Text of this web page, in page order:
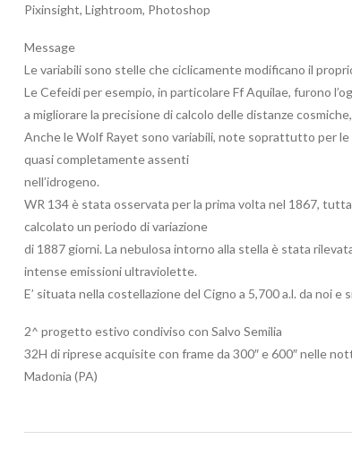
Pixinsight, Lightroom, Photoshop
Message
Le variabili sono stelle che ciclicamente modificano il
Le Cefeidi per esempio, in particolare Ff Aquilae, furono
a migliorare la precisione di calcolo delle distanze
Anche le Wolf Rayet sono variabili, note soprattutto per
quasi completamente assenti
nell’idrogeno.
WR 134 è stata osservata per la prima volta nel 1867,
calcolato un periodo di variazione
di 1887 giorni. La nebulosa intorno alla stella è stata
intense emissioni ultraviolette.
E’ situata nella costellazione del Cigno a 5,700 a.l. da noi e
2^ progetto estivo condiviso con Salvo Semilia
32H di riprese acquisite con frame da 300″ e 600″ nelle
Madonia (PA)